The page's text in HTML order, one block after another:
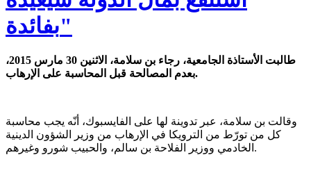
بفائدة"
طالبت الأستاذة الجامعية، رجاء بن سلامة، الاثنين 30 مارس 2015،
بعدم المصالحة قبل المحاسبة على الإرهاب.
وقالت بن سلامة، عبر تدوينة لها على الفايسبوك، أنّه يجب محاسبة
كل من تورّط من الترويكا في الإرهاب من وزير الشؤون الدينية
الخادمي ووزير الفلاحة بن سالم، والحبيب شورو وغيرهم.